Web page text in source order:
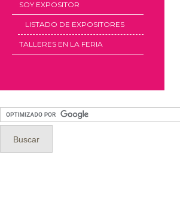
SOY EXPOSITOR
LISTADO DE EXPOSITORES
TALLERES EN LA FERIA